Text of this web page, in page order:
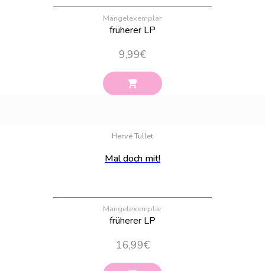
Mängelexemplar
früherer LP
9,99€
Hervé Tullet
Mal doch mit!
Mängelexemplar
früherer LP
16,99€